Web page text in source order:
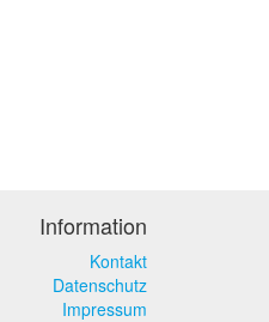
Information
Kontakt
Datenschutz
Impressum